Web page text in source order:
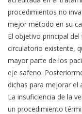
procedimientos no
mejor método en su
El objetivo principal
circulatorio existente,
mayor parte de los
eje safeno.
dichas para mejorar el
La insuficiencia de la
un procedimiento